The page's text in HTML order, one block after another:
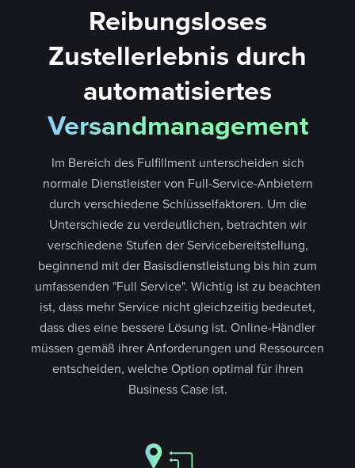
Reibungsloses
Zustellerlebnis durch
automatisiertes
Versandmanagement
Im Bereich des Fulfillment unterscheiden sich
normale Dienstleister von Full-Service-Anbietern
durch verschiedene Schlüsselfaktoren. Um die
Unterschiede zu verdeutlichen, betrachten wir
verschiedene Stufen der Servicebereitstellung,
beginnend mit der Basisdienstleistung bis hin zum
umfassenden "Full Service". Wichtig ist zu beachten
ist, dass mehr Service nicht gleichzeitig bedeutet,
dass dies eine bessere Lösung ist. Online-Händler
müssen gemäß ihrer Anforderungen und Ressourcen
entscheiden, welche Option optimal für ihren
Business Case ist.